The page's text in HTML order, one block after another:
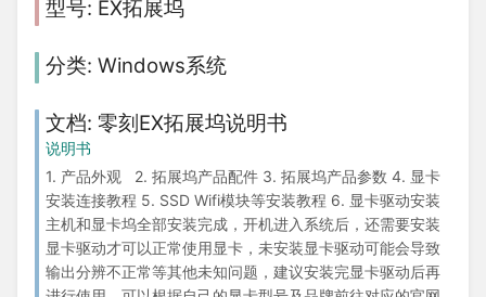
EX拓展坞
Windows系统
零刻EX拓展坞说明书
说明书
1. 产品外观 2. 拓展坞产品配件 3. 拓展坞产品参数 4. 显卡
安装连接教程 5. SSD Wifi模块等安装教程 6. 显卡驱动安装
主机和显卡坞全部安装完成，开机进入系统后，还需要安装
显卡驱动才可以正常使用显卡，未安装显卡驱动可能会导致
输出分辨不正常等其他未知问题，建议安装完显卡驱动后再